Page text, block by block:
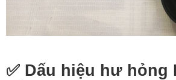
✅ Dấu hiệu hư hỏng